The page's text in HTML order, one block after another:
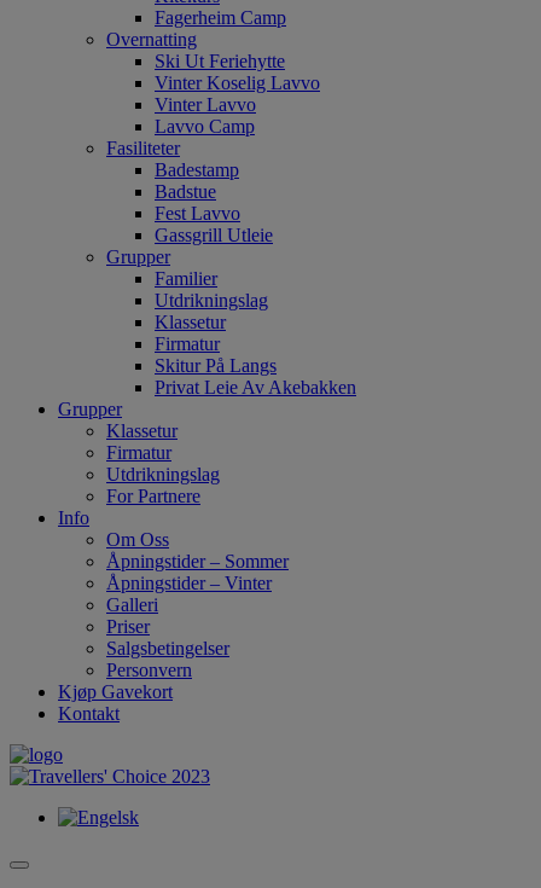
Fagerheim Camp
Overnatting
Ski Ut Feriehytte
Vinter Koselig Lavvo
Vinter Lavvo
Lavvo Camp
Fasiliteter
Badestamp
Badstue
Fest Lavvo
Gassgrill Utleie
Grupper
Familier
Utdrikningslag
Klassetur
Firmatur
Skitur På Langs
Privat Leie Av Akebakken
Grupper
Klassetur
Firmatur
Utdrikningslag
For Partnere
Info
Om Oss
Åpningstider – Sommer
Åpningstider – Vinter
Galleri
Priser
Salgsbetingelser
Personvern
Kjøp Gavekort
Kontakt